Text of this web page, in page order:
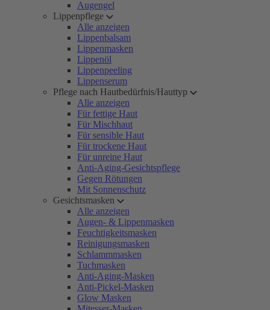
Augengel
Lippenpflege
Alle anzeigen
Lippenbalsam
Lippenmasken
Lippenöl
Lippenpeeling
Lippenserum
Pflege nach Hautbedürfnis/Hauttyp
Alle anzeigen
Für fettige Haut
Für Mischhaut
Für sensible Haut
Für trockene Haut
Für unreine Haut
Anti-Aging-Gesichtspflege
Gegen Rötungen
Mit Sonnenschutz
Gesichtsmasken
Alle anzeigen
Augen- & Lippenmasken
Feuchtigkeitsmasken
Reinigungsmasken
Schlammmasken
Tuchmasken
Anti-Aging-Masken
Anti-Pickel-Masken
Glow Masken